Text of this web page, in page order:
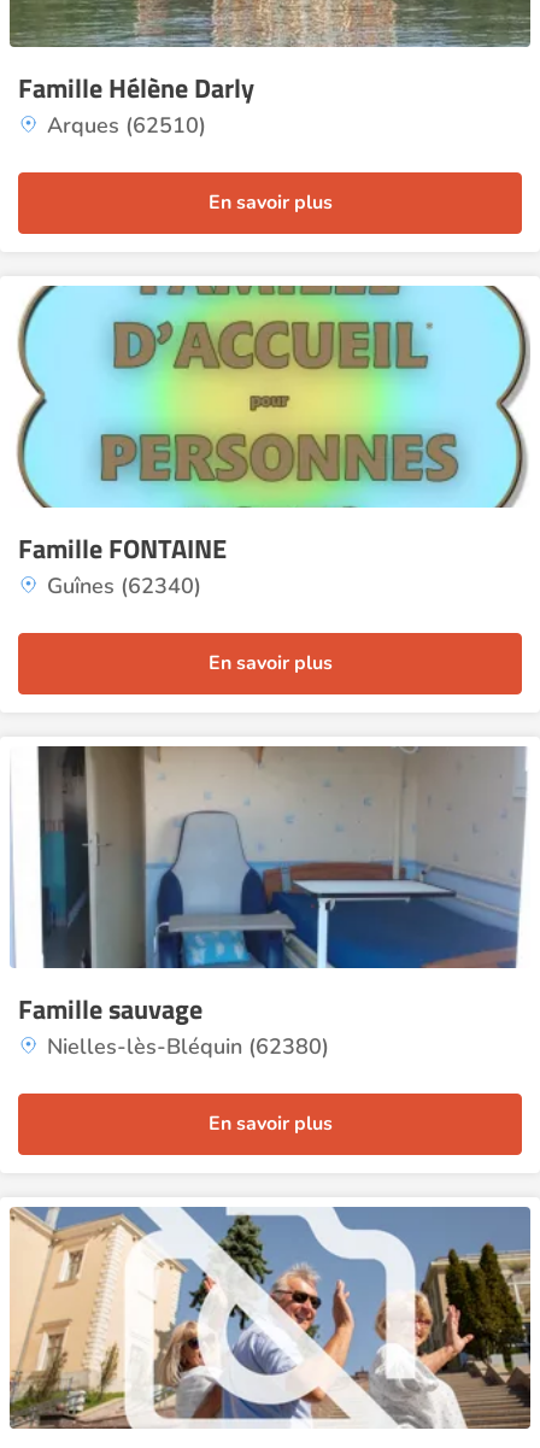
Famille Hélène Darly
Arques (62510)
En savoir plus
Famille FONTAINE
Guînes (62340)
En savoir plus
Famille sauvage
Nielles-lès-Bléquin (62380)
En savoir plus